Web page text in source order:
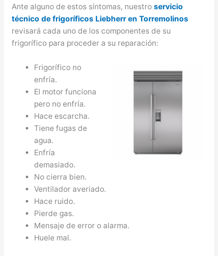
Ante alguno de estos síntomas, nuestro servicio
técnico de frigoríficos Liebherr en Torremolinos
revisará cada uno de los componentes de su
frigorífico para proceder a su reparación:
Frigorífico no
enfría.
El motor funciona
pero no enfría.
Hace escarcha.
Tiene fugas de
agua.
Enfría
demasiado.
No cierra bien.
Ventilador averiado.
Hace ruido.
Pierde gas.
Mensaje de error o alarma.
Huele mal.